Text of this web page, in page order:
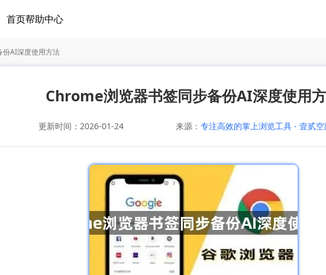
首页帮助中心
AI深度使用方法
Chrome浏览器书签同步备份AI深度使用
更新时间：2026-01-24 来源： 专注高效的掌上浏览工具 - 壹贰